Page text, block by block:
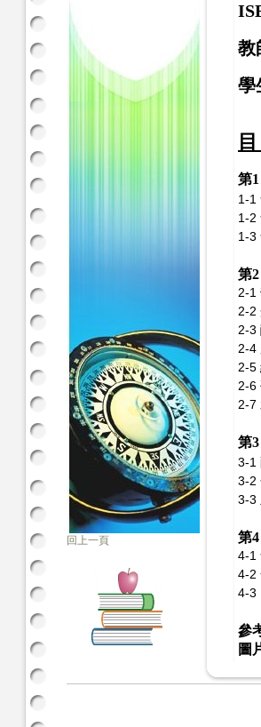
回上一頁
教
學
第
1-1
1-2
1-3
第
2-1
2-2
2-3
2-4
2-5
2-6
2-7
第
3-1
3-2
3-3
第
4-1
4-2
4-3
參
圖